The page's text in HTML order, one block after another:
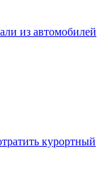
из автомобилей
курортный